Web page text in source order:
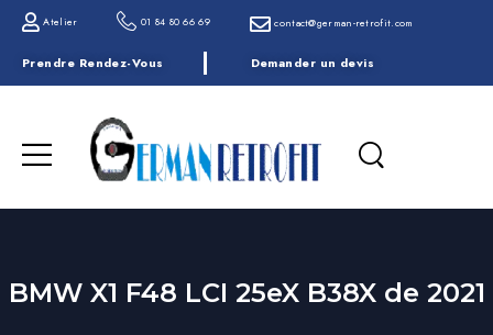
Atelier 01 84 80 66 69 contact@german-retrofit.com
Prendre Rendez-Vous Demander un devis
BMW X1 F48 LCI 25eX B38X de 2021